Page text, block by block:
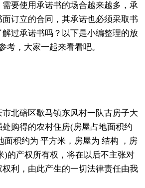
要使用承诺书的场合越来越多，承
订立的合同，其承诺也必须采取书
过承诺书吗？以下是小编整理的放
考，大家一起来看看吧。
北碚区歇马镇东风村一队古房子大
购得的农村住房(房屋占地面积约
面积约为 平方米，房屋为 结构 ，房
)的产权所有权，将在以后不主张对
利，由此产生的一切法律责任由我